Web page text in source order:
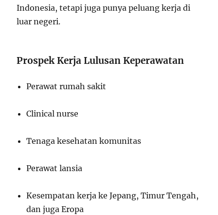
Indonesia, tetapi juga punya peluang kerja di
luar negeri.
Prospek Kerja Lulusan Keperawatan
Perawat rumah sakit
Clinical nurse
Tenaga kesehatan komunitas
Perawat lansia
Kesempatan kerja ke Jepang, Timur Tengah,
dan juga Eropa